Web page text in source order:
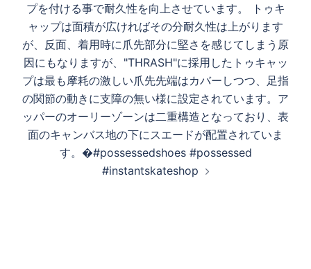
プを付ける事で耐久性を向上させています。 トゥキ
ャップは面積が広ければその分耐久性は上がります
が、反面、着用時に爪先部分に堅さを感じてしまう原
因にもなりますが、"THRASH"に採用したトゥキャッ
プは最も摩耗の激しい爪先先端はカバーしつつ、足指
の関節の動きに支障の無い様に設定されています。ア
ッパーのオーリーゾーンは二重構造となっており、表
面のキャンバス地の下にスエードが配置されていま
す。�#possessedshoes #possessed
#instantskateshop